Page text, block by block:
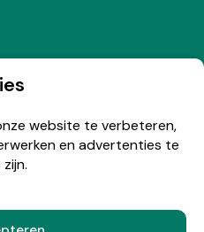
website te verbeteren,
en advertenties te
nieuwsbrief